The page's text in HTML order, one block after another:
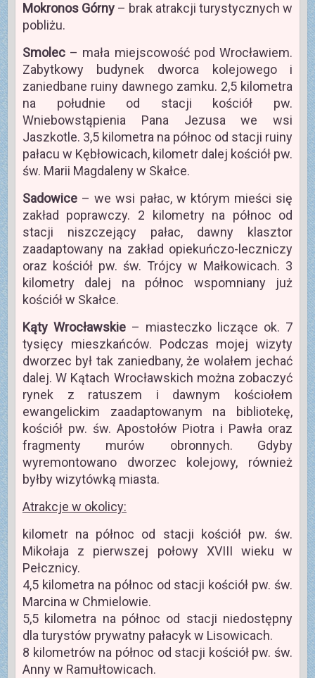
Mokronos Górny– brak atrakcji turystycznych w
pobliżu.
Smolec– mała miejscowość pod Wrocławiem.
Zabytkowy budynek dworca kolejowego i
zaniedbane ruiny dawnego zamku. 2,5 kilometra
na południe od stacji kościół pw.
Wniebowstąpienia Pana Jezusa we wsi
Jaszkotle. 3,5 kilometra na północ od stacji ruiny
pałacu w Kębłowicach, kilometr dalej kościół pw.
św. Marii Magdaleny w Skałce.
Sadowice– we wsi pałac, w którym mieści się
zakład poprawczy. 2 kilometry na północ od
stacji niszczejący pałac, dawny klasztor
zaadaptowany na zakład opiekuńczo-leczniczy
oraz kościół pw. św. Trójcy w Małkowicach. 3
kilometry dalej na północ wspomniany już
kościół w Skałce.
Kąty Wrocławskie– miasteczko liczące ok. 7
tysięcy mieszkańców. Podczas mojej wizyty
dworzec był tak zaniedbany, że wolałem jechać
dalej. W Kątach Wrocławskich można zobaczyć
rynek z ratuszem i dawnym kościołem
ewangelickim zaadaptowanym na bibliotekę,
kościół pw. św. Apostołów Piotra i Pawła oraz
fragmenty murów obronnych. Gdyby
wyremontowano dworzec kolejowy, również
byłby wizytówką miasta.
Atrakcje w okolicy:
kilometr na północ od stacji kościół pw. św.
Mikołaja z pierwszej połowy XVIII wieku w
Pełcznicy.
4,5 kilometra na północ od stacji kościół pw. św.
Marcina w Chmielowie.
5,5 kilometra na północ od stacji niedostępny
dla turystów prywatny pałacyk w Lisowicach.
8 kilometrów na północ od stacji kościół pw. św.
Anny w Ramułtowicach.